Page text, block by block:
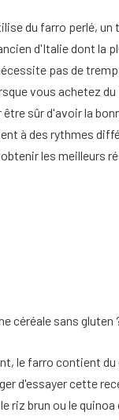
du farro perlé, un
d'Italie dont la
pas de
vous achetez
être sûr d'avoir la
à des rythmes
les meilleurs
céréale sans gluten
le farro contient du
d'essayer cette
riz brun ou le